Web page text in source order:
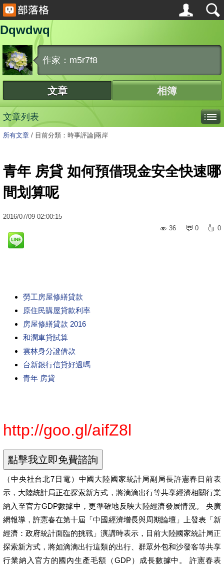
Dqwdwq
作家：m5r7f8
文章 相簿
文章列表
所有文章 / 目前分類：時事評論|兩岸
青年 房貸 如何預借現金安全快速哪
間划算呢
2016/07/09 02:00:15
36
0 0
勞工房屋修繕貸款
原住民購屋貸款利率
房屋修繕貸款 2016
和潤車貸試算
雲林身分證借款
台新銀行信貸好過嗎
青年 房貸
http://goo.gl/aifZ8l
（中央社台北7日電）中國大陸國家統計局副局長許憲春日前表
示，大陸統計局正在探索新方式，將滴滴出行等共享經濟相關行業
納入至官方GDP數據中，更準確地反映大陸經濟發展情況。 央廣
網報導，許憲春在第十屆「中國經濟增長與周期論壇」上發表「新
經濟：政府統計面臨的挑戰」演講時表示，目前大陸國家統計局正
探索新方式，將如滴滴出行這類的出行、群眾外包和沙發客等共享
行業納入官方的國內生產毛額（GDP）成長數據中。 許憲春表